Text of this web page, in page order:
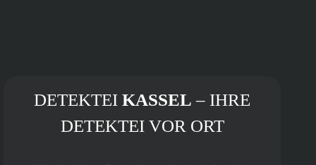
DETEKTEIKASSEL – IHRE
DETEKTEI VOR ORT